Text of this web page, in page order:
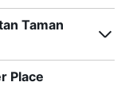
Taman
Place